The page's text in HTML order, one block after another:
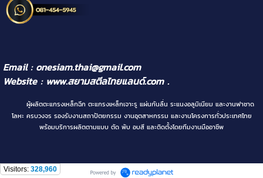
Email : onesiam.thai@gmail.com
Website : www.สยามสตีลไทยแลนด์.com.
ผู้ผลิตตะแกรงเหล็กฉีก ตะแกรงเหล็กเจาะรู แผ่นกันลื่น ระแนงอลูมิเนียม และงานฟาซาด
โลหะ ครบวงจร รองรับงานสถาปัตยกรรม งานอุตสาหกรรม และงานโครงการทั่วประเทศไทย
พร้อมบริการผลิตตามแบบ ตัด พับ อบสี และติดตั้งโดยทีมงานมืออาชีพ
Visitors: 328,960